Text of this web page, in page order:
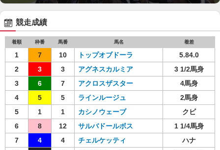
競走成績
着順 枠番 馬番 馬名 着差
1 7 10 トップオブドーラ
5.84.0
2
3 3 アグネスカルミア
3 1/2馬身
3
6 7 アクロスザスター
4馬身
4
5 5 ラインルージュ
2馬身
5
1 1 カシノウェーブ
クビ
6
8 12 サルバドールボス
1 1/4馬身
7
4 4 チェルケッティ
ハナ